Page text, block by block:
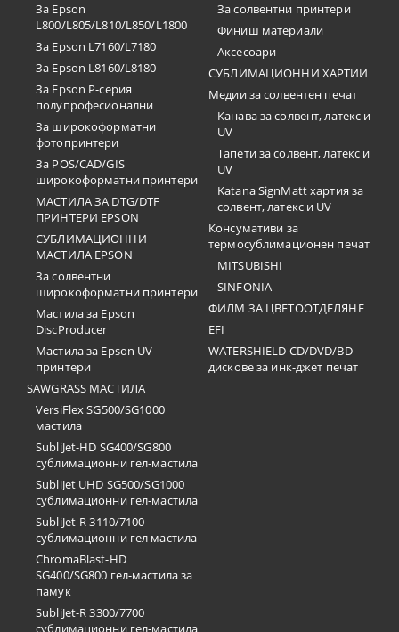
За Epson
L800/L805/L810/L850/L1800
За Epson L7160/L7180
За Epson L8160/L8180
За Epson P-серия
полупрофесионални
За широкоформатни
фотопринтери
За POS/CAD/GIS
широкоформатни принтери
МАСТИЛА ЗА DTG/DTF
ПРИНТЕРИ EPSON
СУБЛИМАЦИОННИ
МАСТИЛА EPSON
За солвентни
широкоформатни принтери
Мастила за Epson
DiscProducer
Мастила за Epson UV
принтери
SAWGRASS МАСТИЛА
VersiFlex SG500/SG1000
мастила
SubliJet-HD SG400/SG800
сублимационни гел-мастила
SubliJet UHD SG500/SG1000
сублимационни гел-мастила
SubliJet-R 3110/7100
сублимационни гел мастила
ChromaBlast-HD
SG400/SG800 гел-мастила за
памук
SubliJet-R 3300/7700
сублимационни гел-мастила
За солвентни принтери
Финиш материали
Аксесоари
СУБЛИМАЦИОННИ ХАРТИИ
Медии за солвентен печат
Канава за солвент, латекс и
UV
Тапети за солвент, латекс и
UV
Katana SignMatt хартия за
солвент, латекс и UV
Консумативи за
термосублимационен печат
MITSUBISHI
SINFONIA
ФИЛМ ЗА ЦВЕТООТДЕЛЯНЕ
EFI
WATERSHIELD CD/DVD/BD
дискове за инк-джет печат